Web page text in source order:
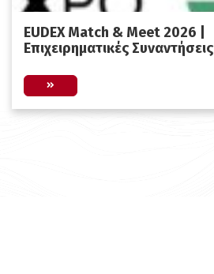
EUDEX Match & Meet 2026 |
Επιχειρηματικές Συναντήσεις